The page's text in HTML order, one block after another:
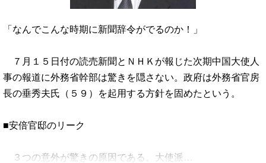
「なんでこんな時期に新聞辞令がでるのか！」
７月１５日付の読売新聞とＮＨＫが報じた次期中国大使人
事の報道に外務省幹部は驚きを隠さない。政府は外務省官房
長の垂秀夫氏（５９）を起用する方針を固めたという。
■安倍官邸のリーク
３つの意外が驚きの原因である。大使派…